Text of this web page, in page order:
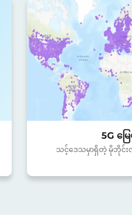
5G မြ
သင့်ဒေသမှာရှိတဲ့ မိုဘိုင်း